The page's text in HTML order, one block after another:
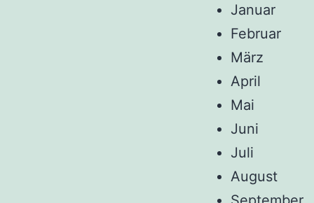
Januar
Februar
März
April
Mai
Juni
Juli
August